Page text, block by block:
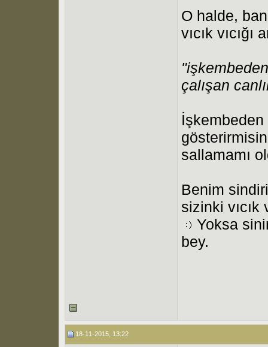
O halde,
vıcık
çalışan
İşkembeden
sallamamı
Benim
sizinki vıcık
Yoksa
bey.
18-11-2015, 13:22